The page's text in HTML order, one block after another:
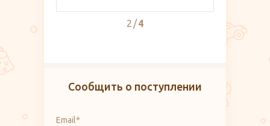
2 4
Сообщить о поступлении
Email*